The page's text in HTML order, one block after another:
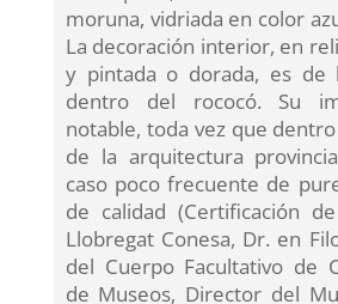
moruna, vidriada en color
La decoración interior, en
y pintada o dorada, es de
dentro del rococó. Su
notable, toda vez que
de la arquitectura
caso poco frecuente de
de calidad (Certificación
Llobregat Conesa, Dr. en
del Cuerpo Facultativo de
de Museos, Director del